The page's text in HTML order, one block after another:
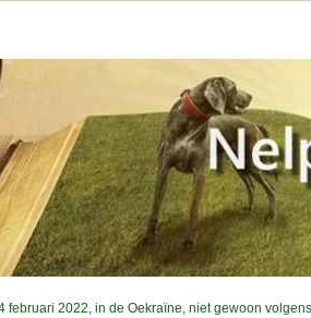
februari 2022, in de Oekraïne, niet gewoon